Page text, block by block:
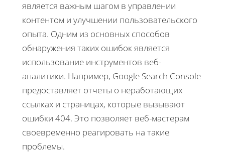
является важным шагом в управлении
контентом и улучшении пользовательского
опыта. Одним из основных способов
обнаружения таких ошибок является
использование инструментов веб-
аналитики. Например, Google Search Console
предоставляет отчеты о неработающих
ссылках и страницах, которые вызывают
ошибки 404. Это позволяет веб-мастерам
своевременно реагировать на такие
проблемы.